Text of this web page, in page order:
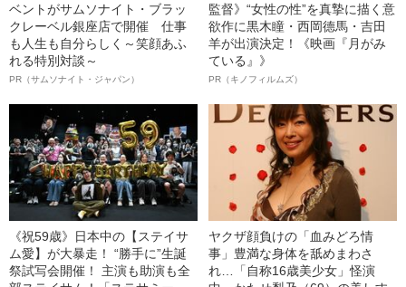
ベントがサムソナイト・ブラッ
クレーベル銀座店で開催 仕事
も人生も自分らしく～笑顔あふ
れる特別対談～
PR（サムソナイト・ジャパン）
監督》“女性の性”を真摯に描く意
欲作に黒木瞳・西岡德馬・吉田
羊が出演決定！《映画『月がみ
ている』》
PR（キノフィルムズ）
《祝59歳》日本中の【ステイサ
ム愛】が大暴走！ “勝手に”生誕
祭試写会開催！ 主演も助演も全
ヤクザ顔負けの「血みどろ情
事」豊満な身体を舐めまわさ
れ…「自称16歳美少女」怪演